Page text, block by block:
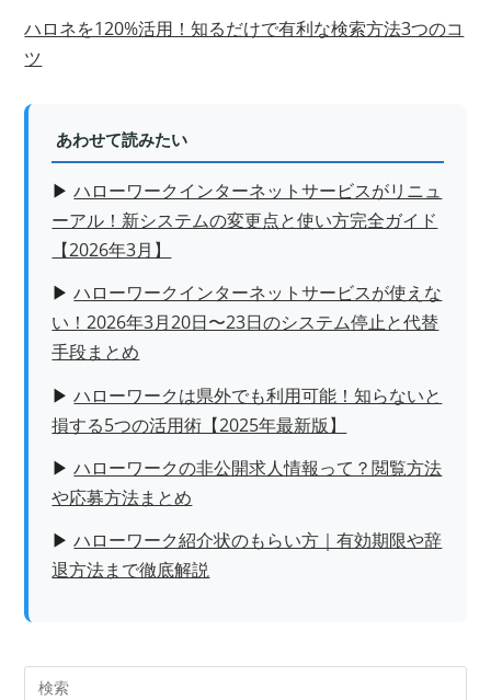
ハロネを120%活用！知るだけで有利な検索方法3つのコ
ツ
あわせて読みたい
▶ハローワークインターネットサービスがリニュ
ーアル！新システムの変更点と使い方完全ガイド
【2026年3月】
▶ハローワークインターネットサービスが使えな
い！2026年3月20日〜23日のシステム停止と代替
手段まとめ
▶ハローワークは県外でも利用可能！知らないと
損する5つの活用術【2025年最新版】
▶ハローワークの非公開求人情報って？閲覧方法
や応募方法まとめ
▶ハローワーク紹介状のもらい方｜有効期限や辞
退方法まで徹底解説